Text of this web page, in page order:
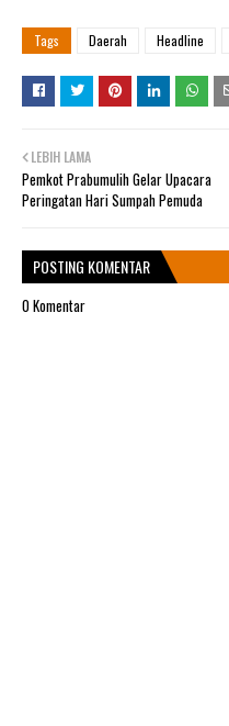
Tags Daerah Headline
LEBIH LAMA
Pemkot Prabumulih Gelar Upacara
Peringatan Hari Sumpah Pemuda
POSTING KOMENTAR
0 Komentar